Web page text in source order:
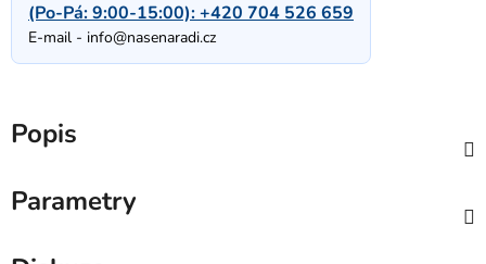
(Po-Pá: 9:00-15:00):+420 704 526 659
E-mail - info@nasenaradi.cz
Popis
Parametry